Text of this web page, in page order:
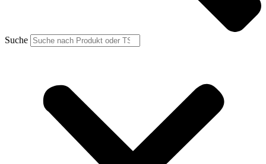
Suche